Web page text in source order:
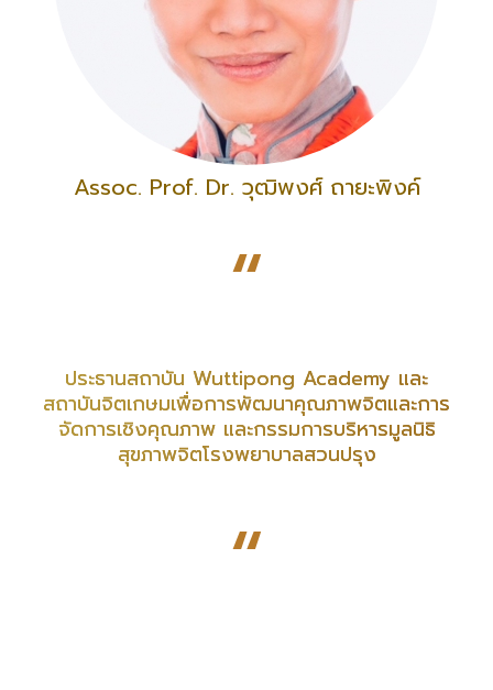
Assoc. Prof. Dr. วุฒิพงศ์ ถายะพิงค์
“
ประธานสถาบัน Wuttipong Academy และ
สถาบันจิตเกษมเพื่อการพัฒนาคุณภาพจิตและการ
จัดการเชิงคุณภาพ และกรรมการบริหารมูลนิธิ
สุขภาพจิตโรงพยาบาลสวนปรุง
“